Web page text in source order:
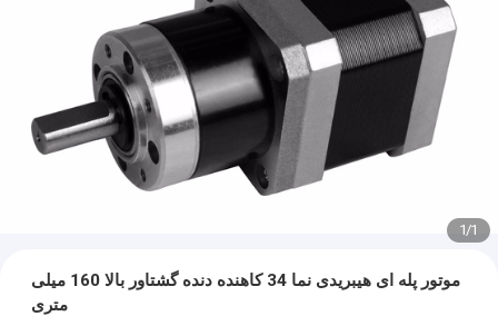
1/1
موتور پله ای هیبریدی نما 34 کاهنده دنده گشتاور بالا 160 میلی
متری